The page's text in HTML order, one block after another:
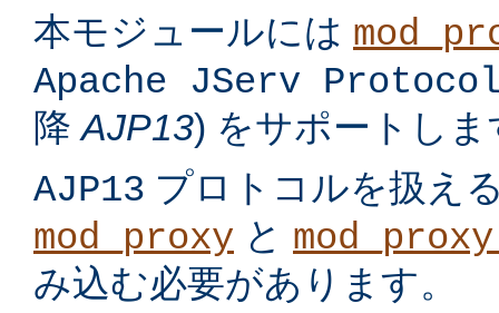
本モジュールには
Apache JServ
降AJP13) をサポートしま
AJP13 プロトコルを扱え
mod_proxy と
み込む必要があります。